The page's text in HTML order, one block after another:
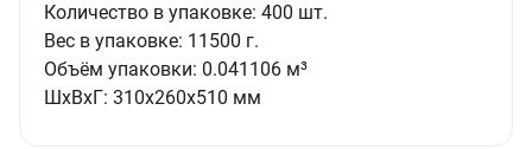
Количество в упаковке: 400 шт.
Вес в упаковке: 11500 г.
Объём упаковки: 0.041106 м³
ШxВxГ: 310x260x510 мм